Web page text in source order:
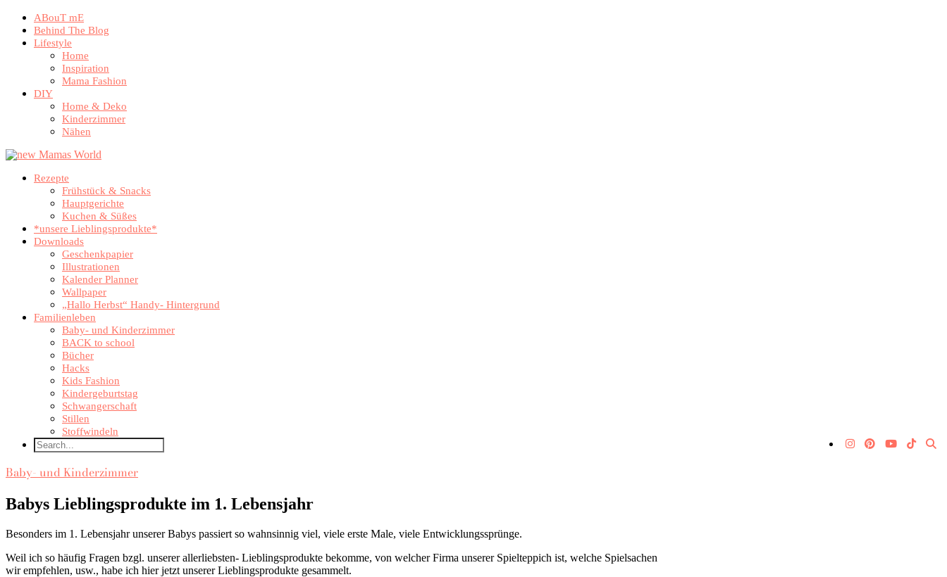
ABouT mE
Behind The Blog
Lifestyle
Home
Inspiration
Mama Fashion
DIY
Home & Deko
Kinderzimmer
Nähen
Rezepte
Frühstück & Snacks
Hauptgerichte
Kuchen & Süßes
*unsere Lieblingsprodukte*
Downloads
Geschenkpapier
Illustrationen
Kalender Planner
Wallpaper
„Hallo Herbst“ Handy- Hintergrund
Familienleben
Baby- und Kinderzimmer
BACK to school
Bücher
Hacks
Kids Fashion
Kindergeburtstag
Schwangerschaft
Stillen
Stoffwindeln
Baby- und Kinderzimmer
Babys Lieblingsprodukte im 1. Lebensjahr
Besonders im 1. Lebensjahr unserer Babys passiert so wahnsinnig viel, viele erste Male, viele Entwicklungssprünge.
Weil ich so häufig Fragen bzgl. unserer allerliebsten- Lieblingsprodukte bekomme, von welcher Firma unserer Spielteppich ist, welche Spielsachen
wir empfehlen, usw., habe ich hier jetzt unserer Lieblingsprodukte gesammelt.